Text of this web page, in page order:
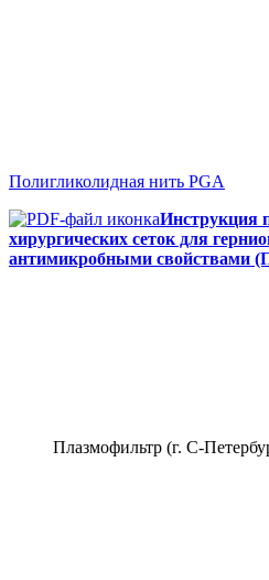
Полигликолидная нить PGA
Инструкция
хирургических сеток для
антимикробными свойствами
Плазмофильтр (г. С-